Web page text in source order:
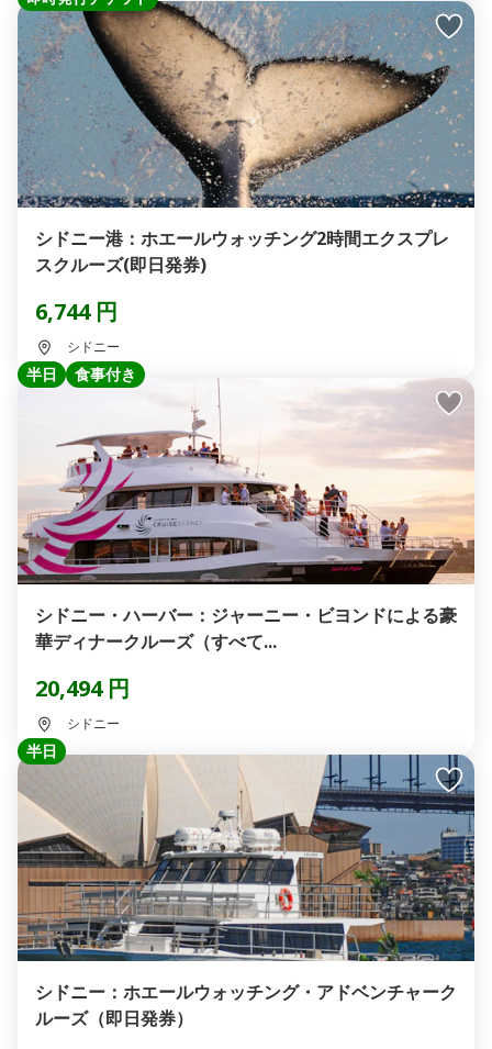
シドニー港：ホエールウォッチング2時間エクスプレ
スクルーズ(即日発券)
6,744 円
シドニー
半日 食事付き
シドニー・ハーバー：ジャーニー・ビヨンドによる豪
華ディナークルーズ（すべて...
20,494 円
シドニー
半日
シドニー：ホエールウォッチング・アドベンチャーク
ルーズ（即日発券）